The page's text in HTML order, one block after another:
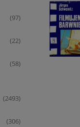
(97)
(22)
(58)
(2493)
(306)